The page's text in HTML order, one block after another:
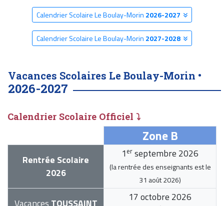
Calendrier Scolaire Le Boulay-Morin 2026-2027
Calendrier Scolaire Le Boulay-Morin 2027-2028
Vacances Scolaires Le Boulay-Morin •
2026-2027
Calendrier Scolaire Officiel ⤵
Zone B
Rentrée Scolaire
2026
1 er septembre 2026
(la rentrée des enseignants est le
31 août 2026)
17 octobre 2026